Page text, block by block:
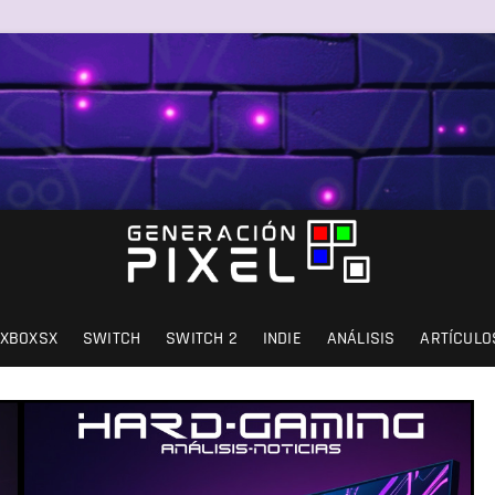
XBOXSX SWITCH SWITCH 2 INDIE ANÁLISIS